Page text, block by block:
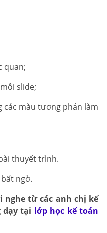
quan;
slide;
các màu tương phản làm
thuyết trình.
ngờ.
từ các anh chị kế
dạy tại lớp học kế toán